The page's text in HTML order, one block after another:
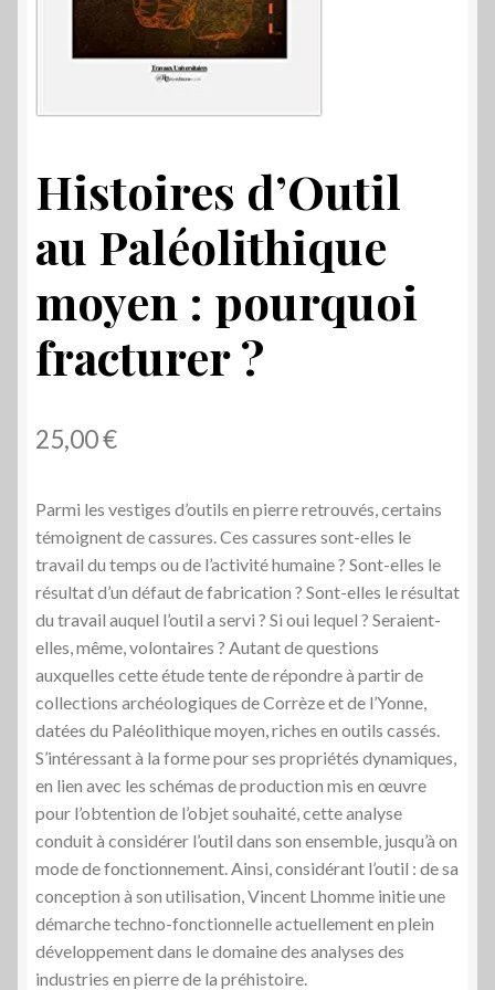
Histoires d’Outil
au Paléolithique
moyen : pourquoi
fracturer ?
25,00€
Parmi les vestiges d’outils en pierre retrouvés, certains
témoignent de cassures. Ces cassures sont-elles le
travail du temps ou de l’activité humaine ? Sont-elles le
résultat d’un défaut de fabrication ? Sont-elles le résultat
du travail auquel l’outil a servi ? Si oui lequel ? Seraient-
elles, même, volontaires ? Autant de questions
auxquelles cette étude tente de répondre à partir de
collections archéologiques de Corrèze et de l’Yonne,
datées du Paléolithique moyen, riches en outils cassés.
S’intéressant à la forme pour ses propriétés dynamiques,
en lien avec les schémas de production mis en œuvre
pour l’obtention de l’objet souhaité, cette analyse
conduit à considérer l’outil dans son ensemble, jusqu’à on
mode de fonctionnement. Ainsi, considérant l’outil : de sa
conception à son utilisation, Vincent Lhomme initie une
démarche techno-fonctionnelle actuellement en plein
développement dans le domaine des analyses des
industries en pierre de la préhistoire.